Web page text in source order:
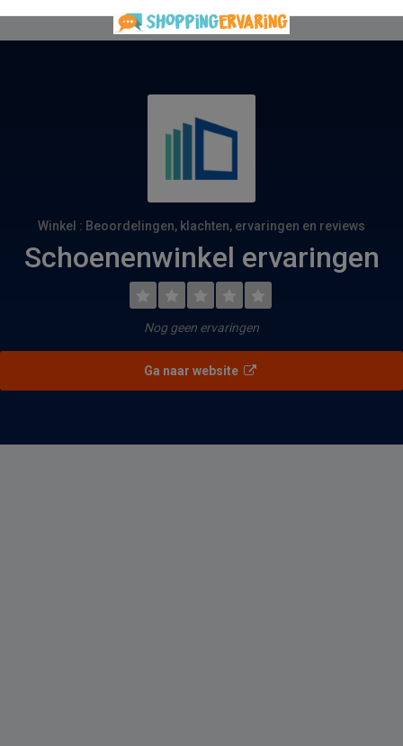
Winkel : Beoordelingen, klachten, ervaringen en reviews
Schoenenwinkel ervaringen
Nog geen ervaringen
Ga naar website